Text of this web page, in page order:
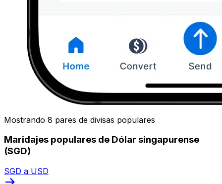
Mostrando 8 pares de divisas populares
Maridajes populares de Dólar singapurense
(SGD)
SGD a USD